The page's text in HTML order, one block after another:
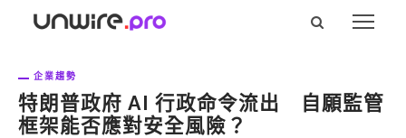
企業趨勢
特朗普政府 AI 行政命令流出 自願監管
框架能否應對安全風險？